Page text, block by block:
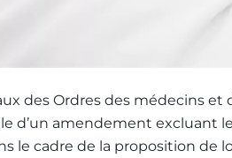
des Ordres des médecins
d’un amendement excluant
le cadre de la proposition de